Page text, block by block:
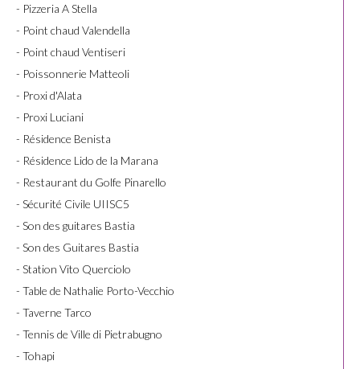
- Pizzeria A Stella
- Point chaud Valendella
- Point chaud Ventiseri
- Poissonnerie Matteoli
- Proxi d'Alata
- Proxi Luciani
- Résidence Benista
- Résidence Lido de la Marana
- Restaurant du Golfe Pinarello
- Sécurité Civile UIISC5
- Son des guitares Bastia
- Son des Guitares Bastia
- Station Vito Querciolo
- Table de Nathalie Porto-Vecchio
- Taverne Tarco
- Tennis de Ville di Pietrabugno
- Tohapi